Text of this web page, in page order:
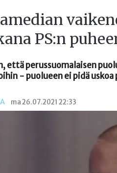
PS:n
että perussuomalaisen
- puolueen ei pidä
ma 26.07.2021 22:33